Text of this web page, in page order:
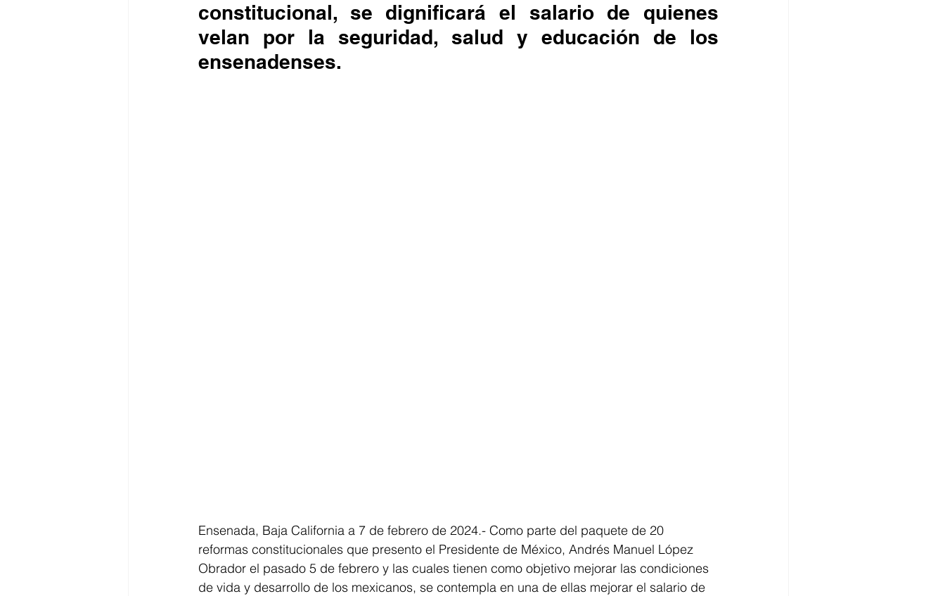
constitucional, se dignificará el salario de quienes
velan por la seguridad, salud y educación de los
ensenadenses.
Ensenada, Baja California a 7 de febrero de 2024.- Como parte del paquete de 20
reformas constitucionales que presento el Presidente de México, Andrés Manuel López
Obrador el pasado 5 de febrero y las cuales tienen como objetivo mejorar las condiciones
de vida y desarrollo de los mexicanos, se contempla en una de ellas mejorar el salario de